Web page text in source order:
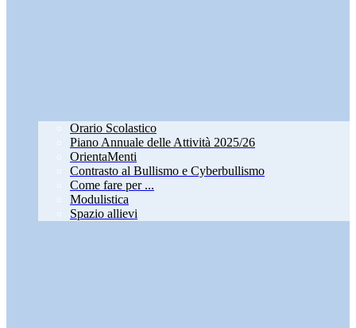
Orario Scolastico
Piano Annuale delle Attività 2025/26
OrientaMenti
Contrasto al Bullismo e Cyberbullismo
Come fare per ...
Modulistica
Spazio allievi